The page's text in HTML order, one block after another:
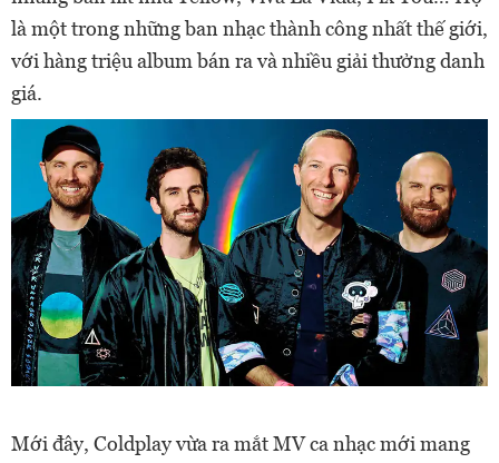
là một trong những ban nhạc thành công nhất thế giới,
với hàng triệu album bán ra và nhiều giải thưởng danh
giá.
Mới đây, Coldplay vừa ra mắt MV ca nhạc mới mang